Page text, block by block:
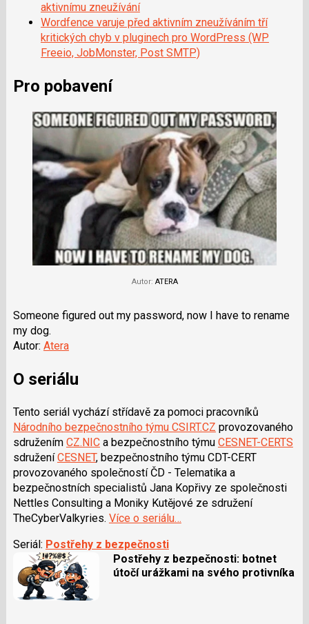
aktivnímu zneužívání
Wordfence varuje před aktivním zneužíváním tří
kritických chyb v pluginech pro WordPress (WP
Freeio, JobMonster, Post SMTP)
Pro pobavení
Autor: ATERA
Someone figured out my password, now I have to rename
my dog.
Autor: Atera
O seriálu
Tento seriál vychází střídavě za pomoci pracovníků
Národního bezpečnostního týmu CSIRT.CZ provozovaného
sdružením CZ.NICa bezpečnostního týmu CESNET-CERTS
sdruženíCESNET, bezpečnostního týmu CDT-CERT
provozovaného společností ČD - Telematika a
bezpečnostních specialistů Jana Kopřivy ze společnosti
Nettles Consulting a Moniky Kutějové ze sdružení
TheCyberValkyries. Více o seriálu…
Seriál: Postřehy z bezpečnosti
Postřehy z bezpečnosti: botnet
útočí urážkami na svého protivníka